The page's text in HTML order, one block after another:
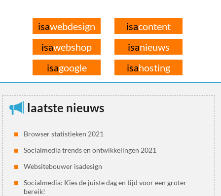
isawebdesign isacontent
isawebshop isanieuws
isagoogle isahosting
laatste nieuws
Browser statistieken 2021
Socialmedia trends en ontwikkelingen 2021
Websitebouwer isadesign
Socialmedia: Kies de juiste dag en tijd voor een groter
bereik!